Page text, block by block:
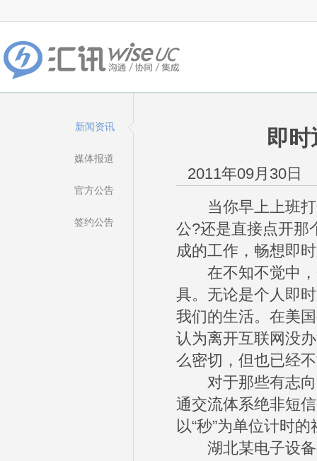
新闻资讯
媒体报道
官方公告
签约公告
即
2011年09月30日
当你早上上班打
公?还是直接点开那
成的工作，畅想即
在不知不觉中，
具。无论是个人即
我们的生活。在美
认为离开互联网没
么密切，但也已经
对于那些有志向
通交流体系绝非短
以“秒”为单位计时
湖北某电子设备